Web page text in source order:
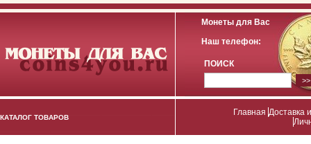
Монеты для Вас
Наш телефон:
ПОИСК
КАТАЛОГ ТОВАРОВ
Главная Доставка